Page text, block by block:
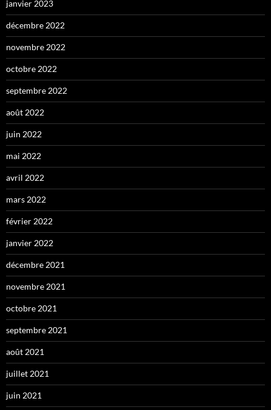
janvier 2023
décembre 2022
novembre 2022
octobre 2022
septembre 2022
août 2022
juin 2022
mai 2022
avril 2022
mars 2022
février 2022
janvier 2022
décembre 2021
novembre 2021
octobre 2021
septembre 2021
août 2021
juillet 2021
juin 2021